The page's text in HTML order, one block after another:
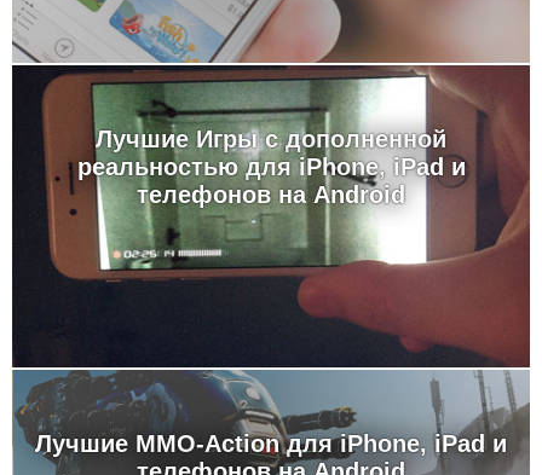
Лучшие Игры с дополненной
реальностью для iPhone, iPad и
телефонов на Android
Лучшие MMO-Action для iPhone, iPad и